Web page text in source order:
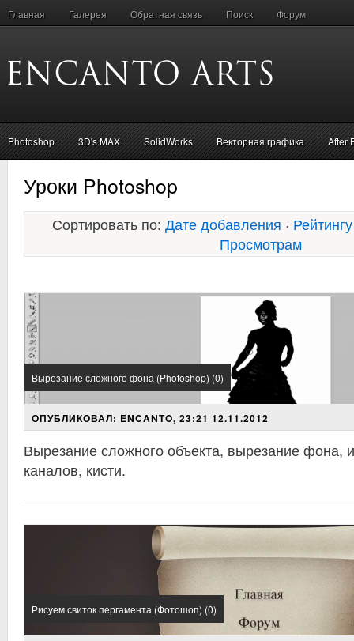
Главная Галерея Обратная связь Поиск Форум
Photoshop 3D's MAX SolidWorks Векторная графика After
Уроки Photoshop
Сортировать по: Дате добавления · Рейтингу
Просмотрам
Вырезание сложного фона (Photoshop) (0)
ОПУБЛИКОВАЛ: ENCANTO, 23:21 12.11.2012
Вырезание сложного объекта, вырезание фона,
каналов, кисти.
Рисуем свиток пергамента (Фотошоп) (0)